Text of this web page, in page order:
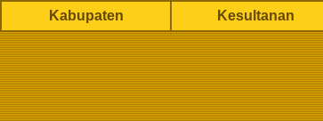
Kabupaten Kesultanan